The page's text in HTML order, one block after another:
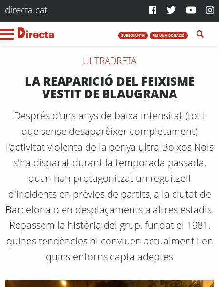
directa.cat
SUBSCRIU-T'HI FES UNA DONACIÓ
ULTRADRETA
LA REAPARICIÓ DEL FEIXISME
VESTIT DE BLAUGRANA
Després d'uns anys de baixa intensitat (tot i
que sense desaparèixer completament)
l'activitat violenta de la penya ultra Boixos Nois
s'ha disparat durant la temporada passada,
quan han protagonitzat un reguitzell
d'incidents en prèvies de partits, a la ciutat de
Barcelona o en desplaçaments a altres estadis.
Repassem la història del grup, fundat el 1981,
quines tendències hi conviuen actualment i en
quins entorns capta adeptes